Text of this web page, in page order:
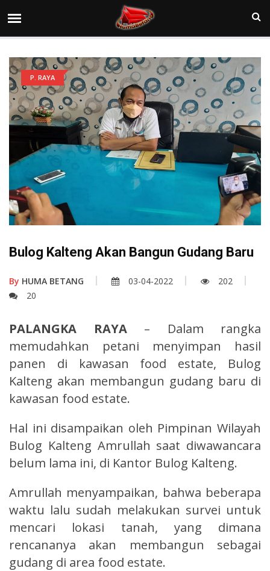
P. RAYA
Bulog Kalteng Akan Bangun Gudang Baru
By HUMA BETANG 03-04-2022
202
20
PALANGKA RAYA – Dalam rangka
memudahkan petani menyimpan hasil
panen di kawasan food estate, Bulog
Kalteng akan membangun gudang baru di
kawasan food estate.
Hal ini disampaikan oleh Pimpinan Wilayah
Bulog Kalteng Amrullah saat diwawancara
belum lama ini, di Kantor Bulog Kalteng.
Amrullah menyampaikan, bahwa beberapa
waktu lalu sudah melakukan survei untuk
mencari lokasi tanah, yang dimana
rencananya akan membangun sebagai
gudang di area food estate.